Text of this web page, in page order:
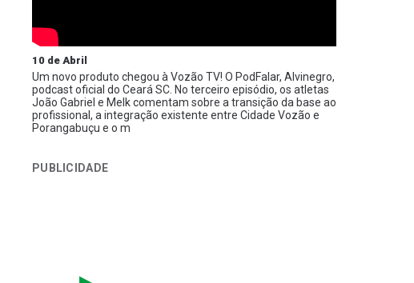
10 de Abril
Um novo produto chegou à Vozão TV! O PodFalar, Alvinegro,
podcast oficial do Ceará SC. No terceiro episódio, os atletas
João Gabriel e Melk comentam sobre a transição da base ao
profissional, a integração existente entre Cidade Vozão e
Porangabuçu e o m
PUBLICIDADE